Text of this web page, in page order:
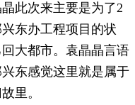
此次来主要是为了2
东办工程项目的状
大都市。袁晶晶言语
东感觉这里就是属于
里。